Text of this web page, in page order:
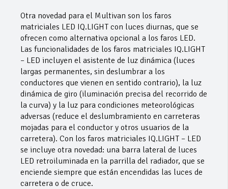
Otra novedad para el Multivan son los faros
matriciales LED IQ.LIGHT con luces diurnas, que se
ofrecen como alternativa opcional a los faros LED.
Las funcionalidades de los faros matriciales IQ.LIGHT
– LED incluyen el asistente de luz dinámica (luces
largas permanentes, sin deslumbrar a los
conductores que vienen en sentido contrario), la luz
dinámica de giro (iluminación precisa del recorrido de
la curva) y la luz para condiciones meteorológicas
adversas (reduce el deslumbramiento en carreteras
mojadas para el conductor y otros usuarios de la
carretera). Con los faros matriciales IQ.LIGHT – LED
se incluye otra novedad: una barra lateral de luces
LED retroiluminada en la parrilla del radiador, que se
enciende siempre que están encendidas las luces de
carretera o de cruce.